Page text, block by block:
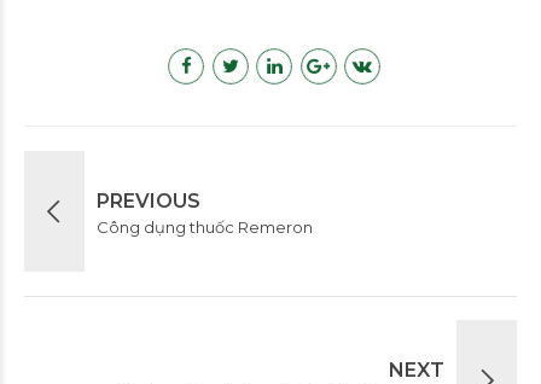
PREVIOUS
Công dụng thuốc Remeron
NEXT